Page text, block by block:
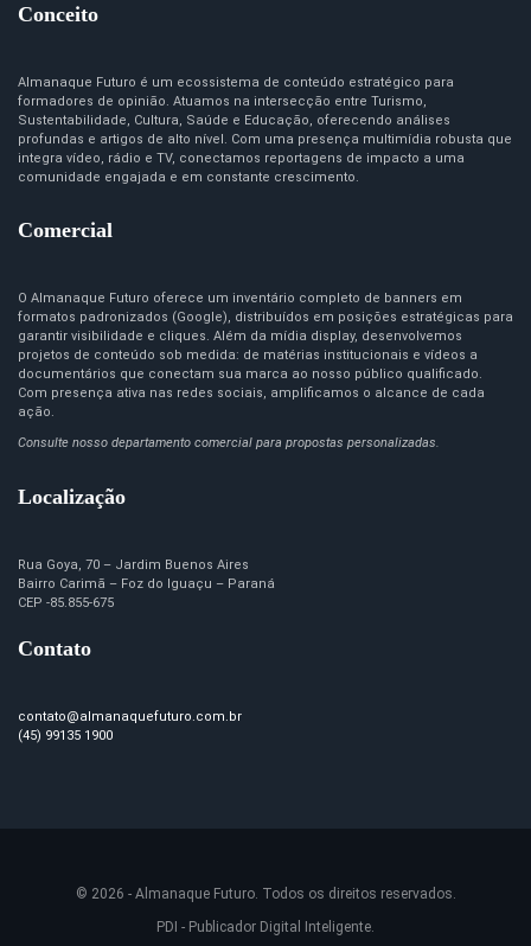
Conceito
Almanaque Futuro é um ecossistema de conteúdo estratégico para
formadores de opinião. Atuamos na intersecção entre Turismo,
Sustentabilidade, Cultura, Saúde e Educação, oferecendo análises
profundas e artigos de alto nível. Com uma presença multimídia robusta que
integra vídeo, rádio e TV, conectamos reportagens de impacto a uma
comunidade engajada e em constante crescimento.
Comercial
O Almanaque Futuro oferece um inventário completo de banners em
formatos padronizados (Google), distribuídos em posições estratégicas para
garantir visibilidade e cliques. Além da mídia display, desenvolvemos
projetos de conteúdo sob medida: de matérias institucionais e vídeos a
documentários que conectam sua marca ao nosso público qualificado.
Com presença ativa nas redes sociais, amplificamos o alcance de cada
ação.
Consulte nosso departamento comercial para propostas personalizadas.
Localização
Rua Goya, 70 – Jardim Buenos Aires
Bairro Carimã – Foz do Iguaçu – Paraná
CEP -85.855-675
Contato
contato@almanaquefuturo.com.br
(45) 99135 1900
© 2026 - Almanaque Futuro. Todos os direitos reservados.
PDI - Publicador Digital Inteligente.